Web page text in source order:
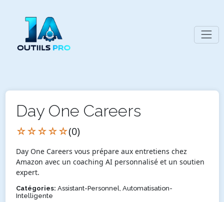
Day One Careers
☆☆☆☆☆(0)
Day One Careers vous prépare aux entretiens chez
Amazon avec un coaching AI personnalisé et un soutien
expert.
Catégories: Assistant-Personnel, Automatisation-
Intelligente